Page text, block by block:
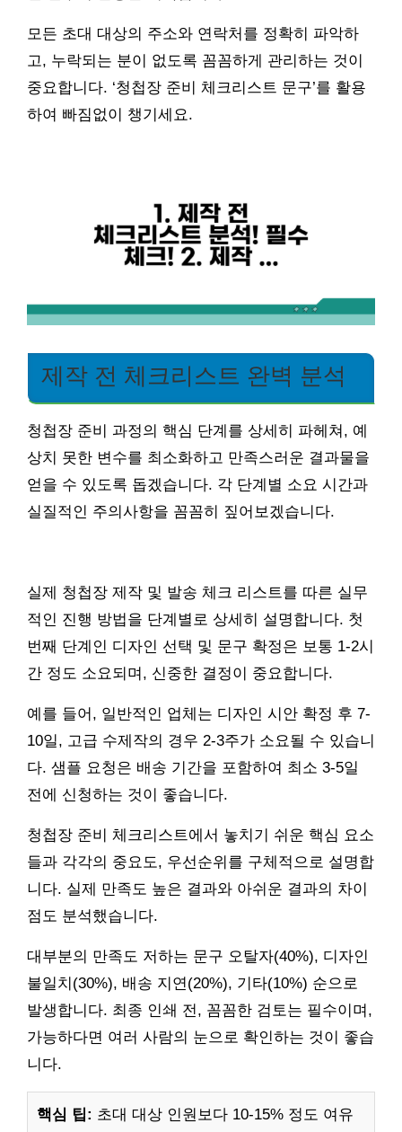
모든 초대 대상의 주소와 연락처를 정확히 파악하
고, 누락되는 분이 없도록 꼼꼼하게 관리하는 것이
중요합니다. ‘청첩장 준비 체크리스트 문구’를 활용
하여 빠짐없이 챙기세요.
제작 전 체크리스트 완벽 분석
청첩장 준비 과정의 핵심 단계를 상세히 파헤쳐, 예
상치 못한 변수를 최소화하고 만족스러운 결과물을
얻을 수 있도록 돕겠습니다. 각 단계별 소요 시간과
실질적인 주의사항을 꼼꼼히 짚어보겠습니다.
실제 청첩장 제작 및 발송 체크 리스트를 따른 실무
적인 진행 방법을 단계별로 상세히 설명합니다. 첫
번째 단계인 디자인 선택 및 문구 확정은 보통 1-2시
간 정도 소요되며, 신중한 결정이 중요합니다.
예를 들어, 일반적인 업체는 디자인 시안 확정 후 7-
10일, 고급 수제작의 경우 2-3주가 소요될 수 있습니
다. 샘플 요청은 배송 기간을 포함하여 최소 3-5일
전에 신청하는 것이 좋습니다.
청첩장 준비 체크리스트에서 놓치기 쉬운 핵심 요소
들과 각각의 중요도, 우선순위를 구체적으로 설명합
니다. 실제 만족도 높은 결과와 아쉬운 결과의 차이
점도 분석했습니다.
대부분의 만족도 저하는 문구 오탈자(40%), 디자인
불일치(30%), 배송 지연(20%), 기타(10%) 순으로
발생합니다. 최종 인쇄 전, 꼼꼼한 검토는 필수이며,
가능하다면 여러 사람의 눈으로 확인하는 것이 좋습
니다.
핵심 팁: 초대 대상 인원보다 10-15% 정도 여유